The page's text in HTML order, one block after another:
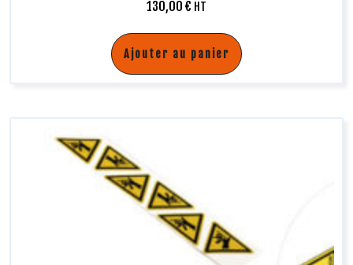
130,00 € HT
Ajouter au panier